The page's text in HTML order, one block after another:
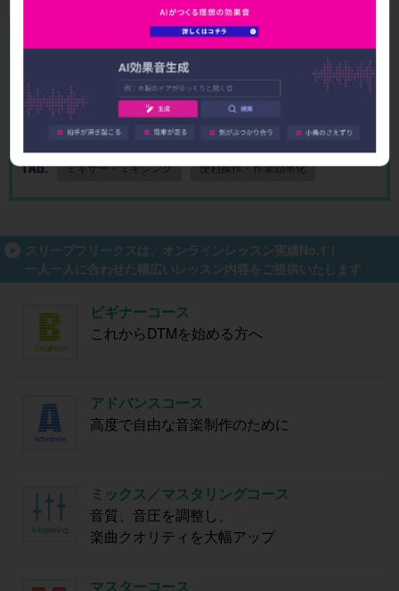
成！
40_オリジナルの楽曲テンプレートを作成_Logic Pro
42_クリックをカスタマイズする_Logic Pro
CATEGORY:
Logic Proの使い方 上級者編
TAG: ミキサー・ミキシング 便利操作・作業効率化
スリープフリークスは、オンラインレッスン実績No.1！
一人一人に合わせた幅広いレッスン内容をご提供いたします
ビギナーコース
これからDTMを始める方へ
アドバンスコース
高度で自由な音楽制作のために
ミックス／マスタリングコース
音質、音圧を調整し、
楽曲クオリティを大幅アップ
マスターコース